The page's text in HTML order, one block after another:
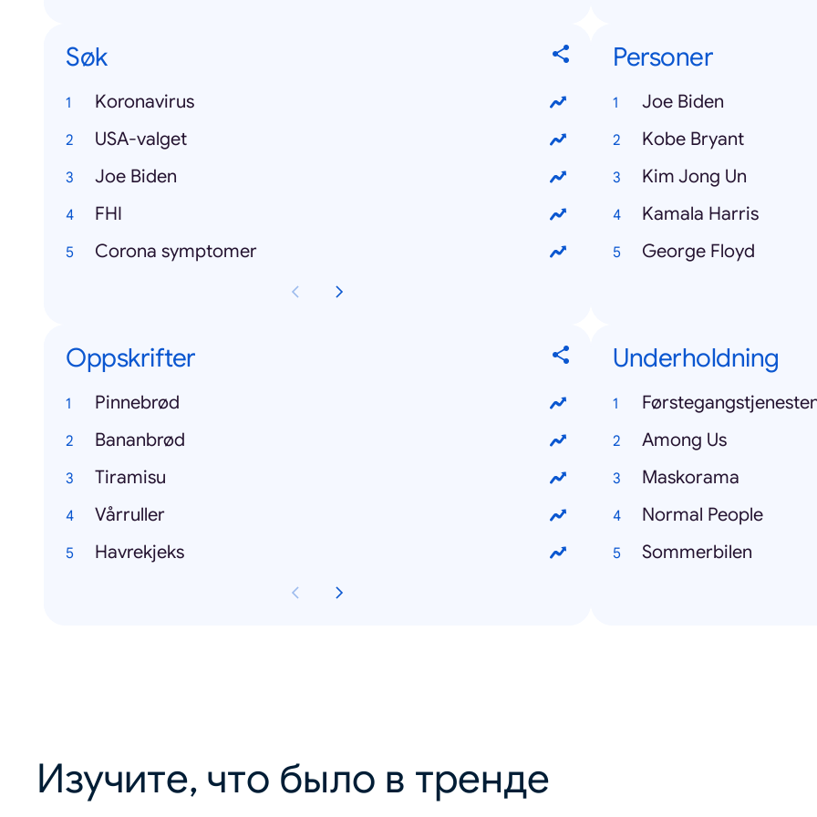
Søk
Koronavirus
USA-valget
Joe Biden
FHI
Corona symptomer
Personer
Joe Biden
Kobe Bryant
Kim Jong Un
Kamala Harris
George Floyd
Oppskrifter
Pinnebrød
Bananbrød
Tiramisu
Vårruller
Havrekjeks
Underholdning
Among Us
Maskorama
Normal People
Sommerbilen
Изучите, что было в тренде